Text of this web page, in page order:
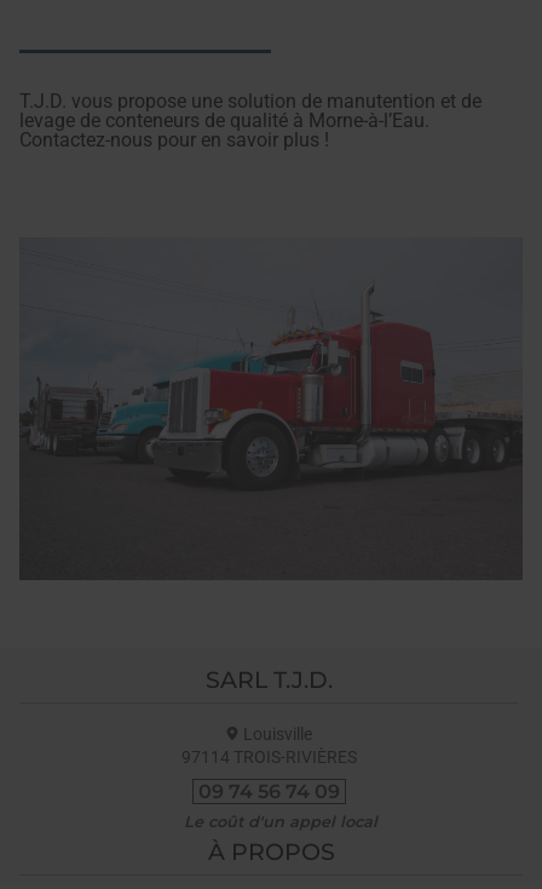
T.J.D. vous propose une solution de manutention et de
levage de conteneurs de qualité à Morne-à-l’Eau.
Contactez-nous pour en savoir plus !
SARL T.J.D.
Louisville
97114 TROIS-RIVIÈRES
09 74 56 74 09
À PROPOS